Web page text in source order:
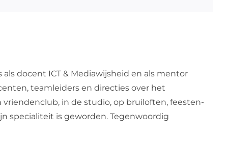
docent ICT & Mediawijsheid en als mentor
teamleiders en directies over het
in de studio, op bruiloften, feesten-
specialiteit is geworden. Tegenwoordig